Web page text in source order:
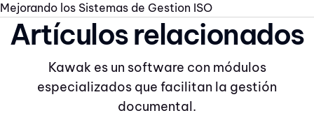
Mejorando los Sistemas de Gestion ISO
Artículos relacionados
Kawak es un software con módulos
especializados que facilitan la gestión
documental.